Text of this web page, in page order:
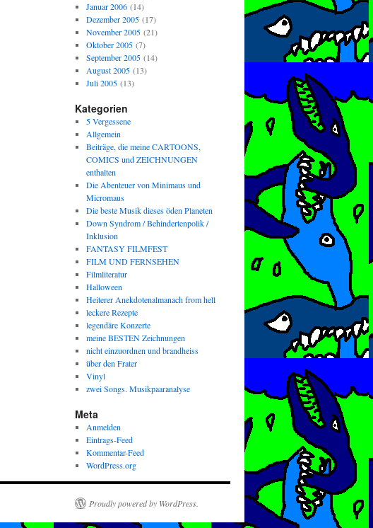
Januar 2006(14)
Dezember 2005(17)
November 2005(21)
Oktober 2005(7)
September 2005(14)
August 2005(13)
Juli 2005(13)
Kategorien
5 Vergessene
Allgemein
Beiträge, die meine CARTOONS,
COMICS und ZEICHNUNGEN
enthalten
Die Abenteuer von Minimaus und
Micromaus
Die beste Musik dieses öden Planeten
Down Syndrom / Behindertenpolik /
Inklusion
FANTASY FILMFEST
FILM UND FERNSEHEN
Filmliteratur
Halloween
Heiterer Anekdotenalmanach from hell
leckere Rezepte
legendäre Konzerte
meine BESTEN Zeichnungen
nicht einzuordnen und brandheiss
über den Frater
Vinyl
zwei Songs. Musikpaaranalyse
Meta
Anmelden
Eintrags-Feed
Kommentar-Feed
WordPress.org
Proudly powered by WordPress.